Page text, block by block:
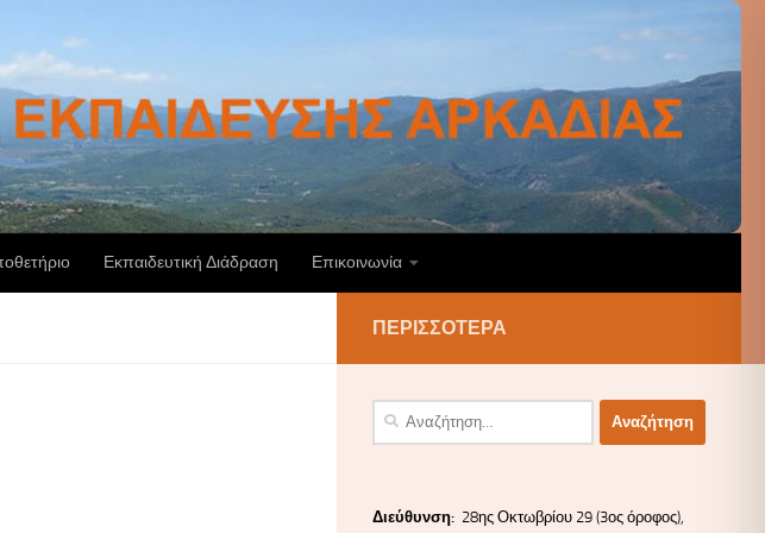
Εκπαιδευτική Διάδραση Επικοινωνία
ΠΕΡΙΣΣΌΤΕΡΑ
Αναζήτηση
Διεύθυνση: 28ης Οκτωβρίου 29 (3ος όροφος),